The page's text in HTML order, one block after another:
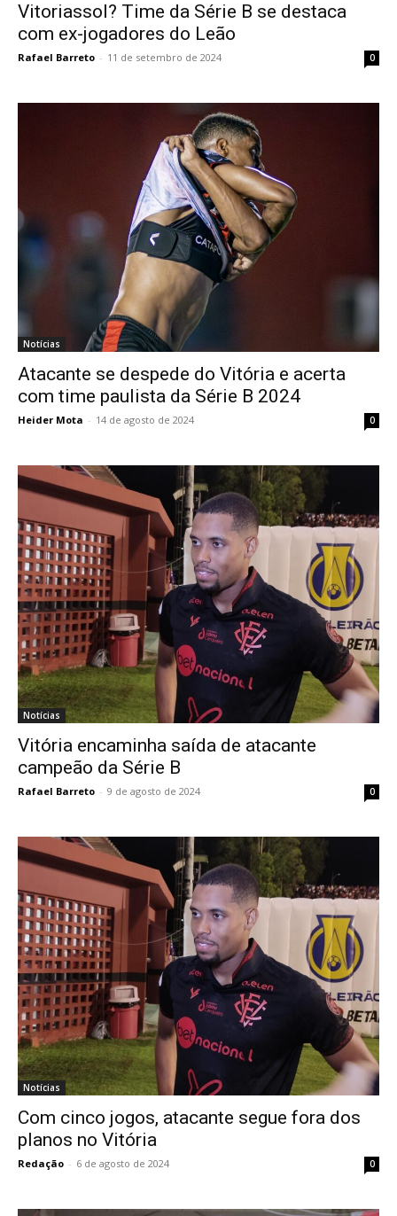
Vitoriassol? Time da Série B se destaca
com ex-jogadores do Leão
Rafael Barreto - 11 de setembro de 2024 0
Notícias
Atacante se despede do Vitória e acerta
com time paulista da Série B 2024
Heider Mota - 14 de agosto de 2024 0
Notícias
Vitória encaminha saída de atacante
campeão da Série B
Rafael Barreto - 9 de agosto de 2024 0
Notícias
Com cinco jogos, atacante segue fora dos
planos no Vitória
Redação - 6 de agosto de 2024 0